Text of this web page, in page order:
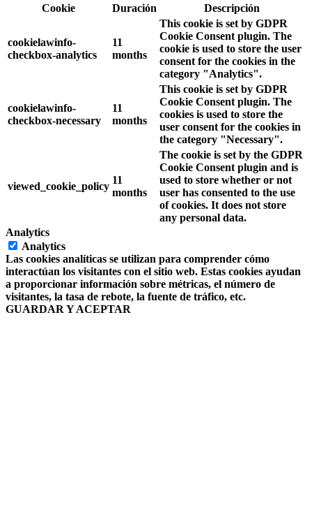
Cookie
Duración Descripción
cookielawinfo-
checkbox-analytics
11
months
This cookie is set by GDPR
Cookie Consent plugin. The
cookie is used to store the user
consent for the cookies in the
category "Analytics".
cookielawinfo-
checkbox-necessary
11
months
This cookie is set by GDPR
Cookie Consent plugin. The
cookies is used to store the
user consent for the cookies in
the category "Necessary".
viewed_cookie_policy
11
months
The cookie is set by the GDPR
Cookie Consent plugin and is
used to store whether or not
user has consented to the use
of cookies. It does not store
any personal data.
Analytics
Analytics
Las cookies analíticas se utilizan para comprender cómo
interactúan los visitantes con el sitio web. Estas cookies ayudan
a proporcionar información sobre métricas, el número de
visitantes, la tasa de rebote, la fuente de tráfico, etc.
GUARDAR Y ACEPTAR